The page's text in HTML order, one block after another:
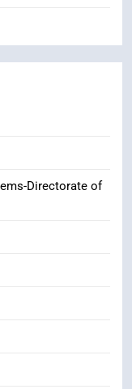
in Tirumala
Directorate of